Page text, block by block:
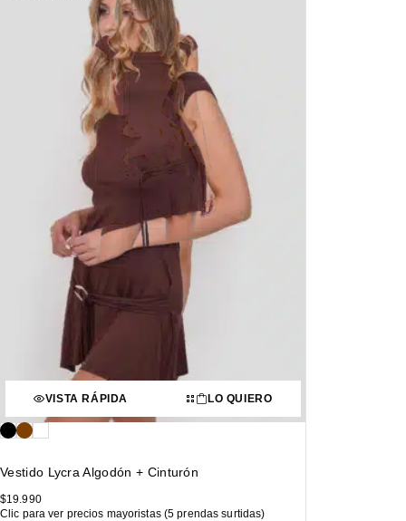
VISTA RÁPIDA LO QUIERO
Vestido Lycra Algodón + Cinturón
$19.990
Clic para ver precios mayoristas (5 prendas surtidas)